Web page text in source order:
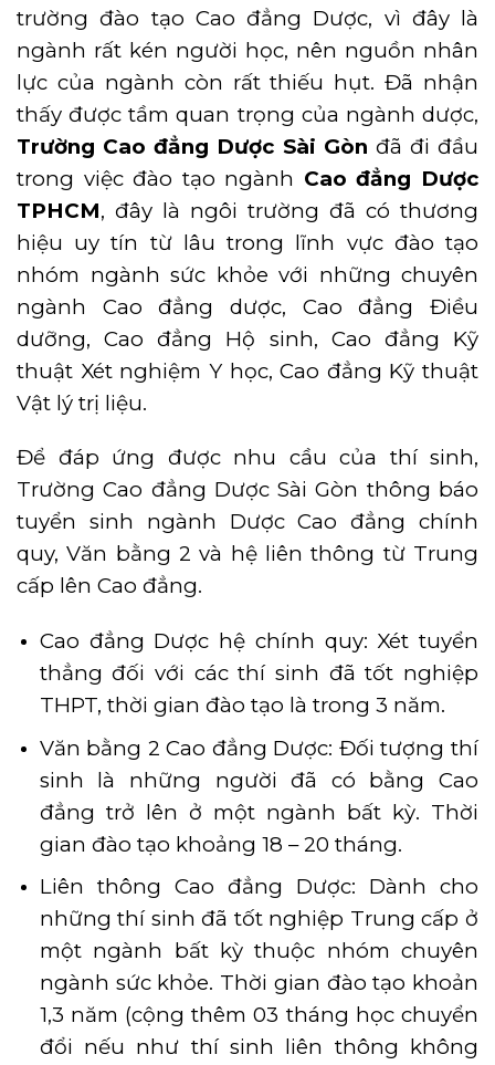
trường đào tạo Cao đẳng Dược, vì đây là
ngành rất kén người học, nên nguồn nhân
lực của ngành còn rất thiếu hụt. Đã nhận
thấy được tầm quan trọng của ngành dược,
Trường Cao đẳng Dược Sài Gòn đã đi đầu
trong việc đào tạo ngành Cao đẳng Dược
TPHCM, đây là ngôi trường đã có thương
hiệu uy tín từ lâu trong lĩnh vực đào tạo
nhóm ngành sức khỏe với những chuyên
ngành Cao đẳng dược, Cao đẳng Điều
dưỡng, Cao đẳng Hộ sinh, Cao đẳng Kỹ
thuật Xét nghiệm Y học, Cao đẳng Kỹ thuật
Vật lý trị liệu.
Để đáp ứng được nhu cầu của thí sinh,
Trường Cao đẳng Dược Sài Gòn thông báo
tuyển sinh ngành Dược Cao đẳng chính
quy, Văn bằng 2 và hệ liên thông từ Trung
cấp lên Cao đẳng.
Cao đẳng Dược hệ chính quy: Xét tuyển
thẳng đối với các thí sinh đã tốt nghiệp
THPT, thời gian đào tạo là trong 3 năm.
Văn bằng 2 Cao đẳng Dược: Đối tượng thí
sinh là những người đã có bằng Cao
đẳng trở lên ở một ngành bất kỳ. Thời
gian đào tạo khoảng 18 – 20 tháng.
Liên thông Cao đẳng Dược: Dành cho
những thí sinh đã tốt nghiệp Trung cấp ở
một ngành bất kỳ thuộc nhóm chuyên
ngành sức khỏe. Thời gian đào tạo khoản
1,3 năm (cộng thêm 03 tháng học chuyển
đổi nếu như thí sinh liên thông không